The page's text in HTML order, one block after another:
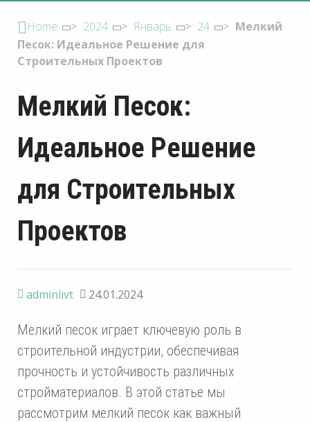
Home > 2024 > Январь > 24 > Мелкий
Песок: Идеальное Решение для
Строительных Проектов
Мелкий Песок:
Идеальное Решение
для Строительных
Проектов
adminlivt 24.01.2024
Мелкий песок играет ключевую роль в
строительной индустрии, обеспечивая
прочность и устойчивость различных
стройматериалов. В этой статье мы
рассмотрим мелкий песок как важный